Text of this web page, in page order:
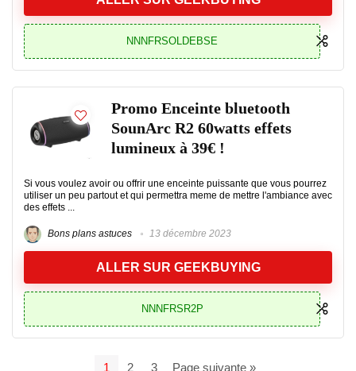
NNNFRSOLDEBSE
Promo Enceinte bluetooth
SounArc R2 60watts effets
lumineux à 39€ !
Si vous voulez avoir ou offrir une enceinte puissante que vous pourrez
utiliser un peu partout et qui permettra meme de mettre l'ambiance avec
des effets ...
Bons plans astuces 13 décembre 2023
ALLER SUR GEEKBUYING
NNNFRSR2P
1 2 3 Page suivante »